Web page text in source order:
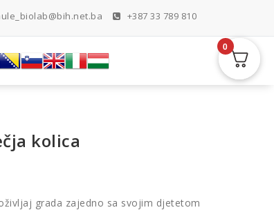
+387 33 789 810
kolica
grada zajedno sa svojim djetetom
0